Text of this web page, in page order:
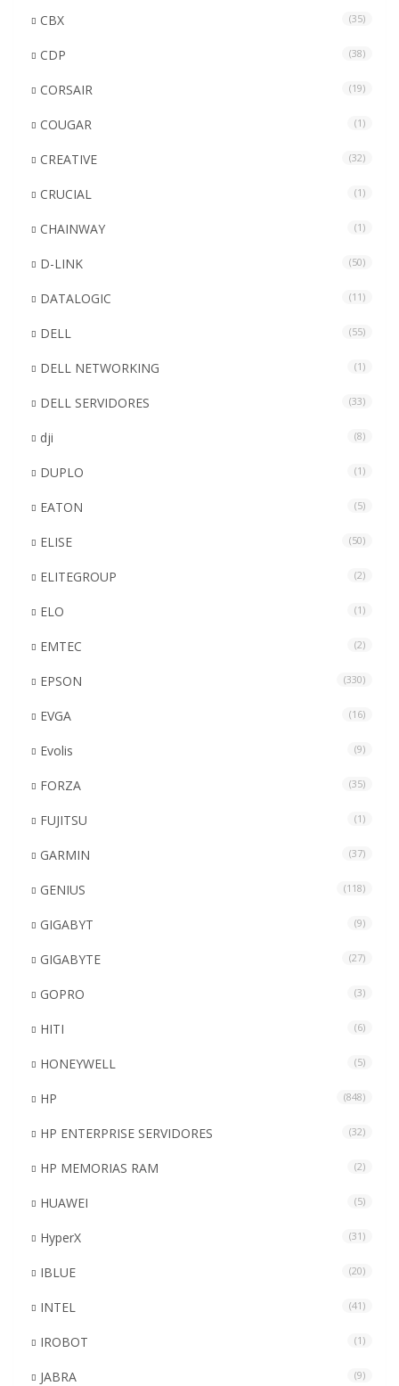
CBX (35)
CDP (38)
CORSAIR (19)
COUGAR (1)
CREATIVE (32)
CRUCIAL (1)
CHAINWAY (1)
D-LINK (50)
DATALOGIC (11)
DELL (55)
DELL NETWORKING (1)
DELL SERVIDORES (33)
dji (8)
DUPLO (1)
EATON (5)
ELISE (50)
ELITEGROUP (2)
ELO (1)
EMTEC (2)
EPSON (330)
EVGA (16)
Evolis (9)
FORZA (35)
FUJITSU (1)
GARMIN (37)
GENIUS (118)
GIGABYT (9)
GIGABYTE (27)
GOPRO (3)
HITI (6)
HONEYWELL (5)
HP (848)
HP ENTERPRISE SERVIDORES (32)
HP MEMORIAS RAM (2)
HUAWEI (5)
HyperX (31)
IBLUE (20)
INTEL (41)
IROBOT (1)
JABRA (9)